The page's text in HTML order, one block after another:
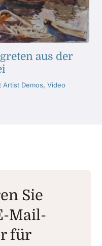
aus der
Artist Demos, Video
Sie
Mail-
für